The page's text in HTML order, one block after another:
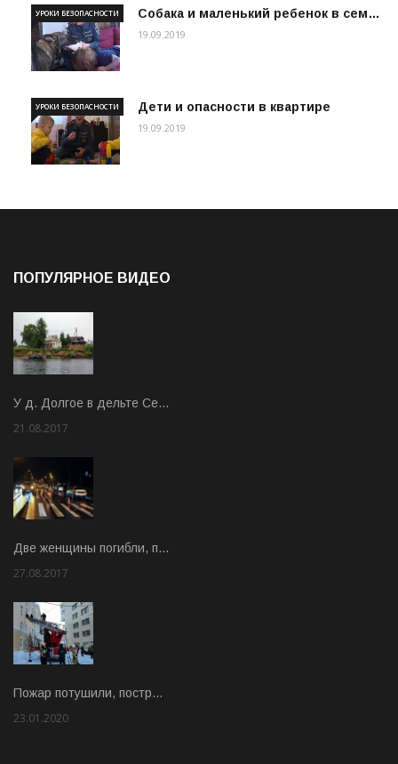
Собака и маленький ребенок в сем…
УРОКИ БЕЗОПАСНОСТИ
19.09.2019
Дети и опасности в квартире
УРОКИ БЕЗОПАСНОСТИ
19.09.2019
ПОПУЛЯРНОЕ ВИДЕО
У д. Долгое в дельте Се…
21.08.2017
Две женщины погибли, п…
27.08.2017
Пожар потушили, постр…
23.01.2020